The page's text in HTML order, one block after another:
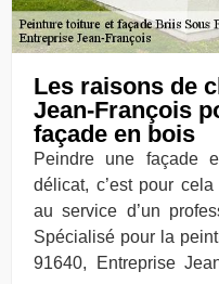
Les raisons de
Jean-François
façade en bois
Peindre une façade
délicat, c’est pour
au service d’un
Spécialisé pour la
91640, Entreprise